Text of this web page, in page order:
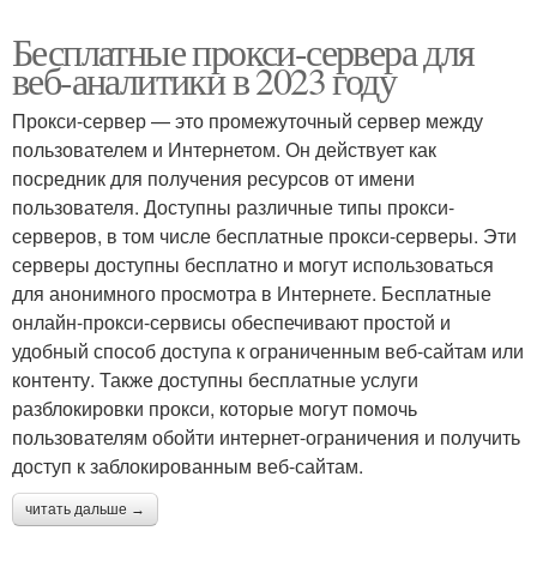
Бесплатные прокси-сервера для
веб-аналитики в 2023 году
Прокси-сервер — это промежуточный сервер между
пользователем и Интернетом. Он действует как
посредник для получения ресурсов от имени
пользователя. Доступны различные типы прокси-
серверов, в том числе бесплатные прокси-серверы. Эти
серверы доступны бесплатно и могут использоваться
для анонимного просмотра в Интернете. Бесплатные
онлайн-прокси-сервисы обеспечивают простой и
удобный способ доступа к ограниченным веб-сайтам или
контенту. Также доступны бесплатные услуги
разблокировки прокси, которые могут помочь
пользователям обойти интернет-ограничения и получить
доступ к заблокированным веб-сайтам.
читать дальше →